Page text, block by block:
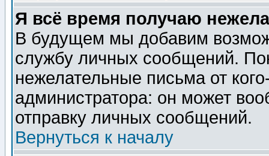
Я всё время получаю
В будущем мы добавим
службу личных сообщений.
нежелательные письма от
администратора: он может
отправку личных сообщений.
Вернуться к началу